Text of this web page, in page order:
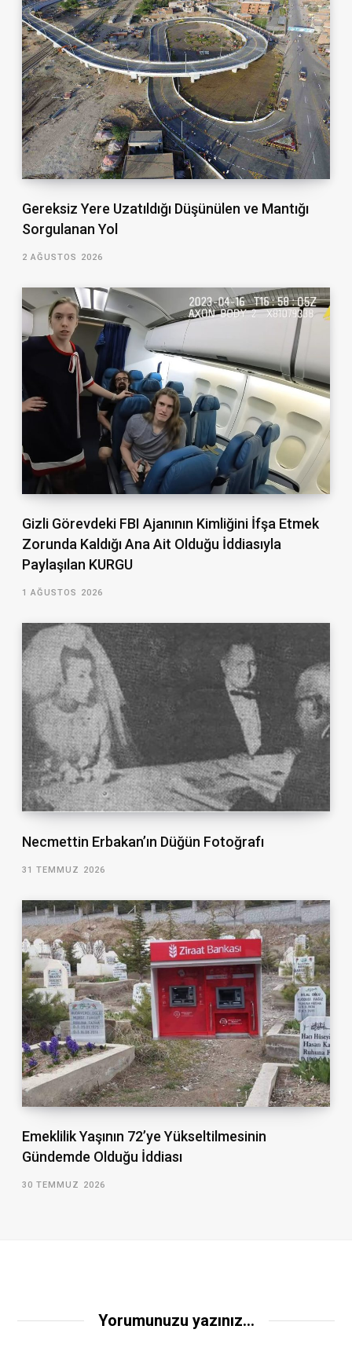
Gereksiz Yere Uzatıldığı Düşünülen ve Mantığı
Sorgulanan Yol
2 AĞUSTOS 2026
Gizli Görevdeki FBI Ajanının Kimliğini İfşa Etmek
Zorunda Kaldığı Ana Ait Olduğu İddiasıyla
Paylaşılan KURGU
1 AĞUSTOS 2026
Necmettin Erbakan’ın Düğün Fotoğrafı
31 TEMMUZ 2026
Emeklilik Yaşının 72’ye Yükseltilmesinin
Gündemde Olduğu İddiası
30 TEMMUZ 2026
Yorumunuzu yazınız...